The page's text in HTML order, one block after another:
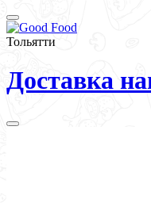
Тольятти
Доставка